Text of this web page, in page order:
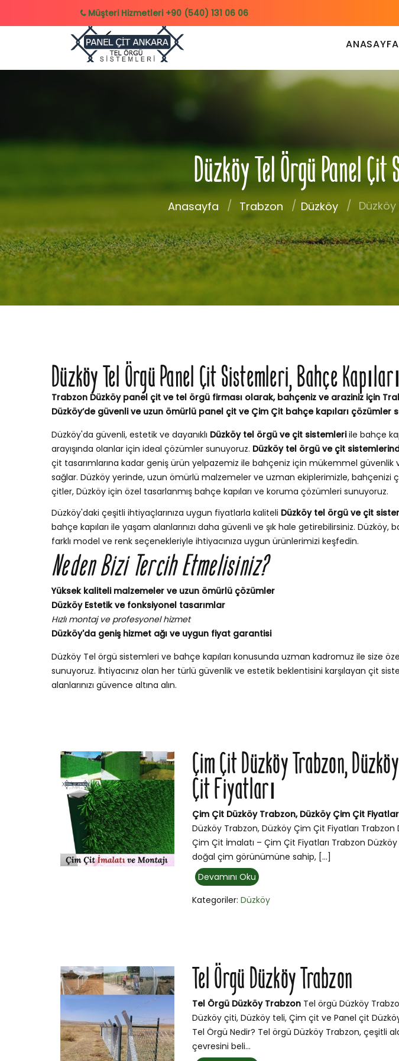
Müşteri Hizmetleri +90 (540) 131 06 06
ANASAYFA
Düzköy Tel Örgü Panel
Anasayfa Trabzon Düzköy
Düzköy Tel Örgü Panel Çit Sistemleri, Bahçe Kapıları
Trabzon Düzköy panel çit ve tel örgü firması olarak, bahçeniz ve araziniz için
Düzköy’de güvenli ve uzun ömürlü panel çit ve Çim Çit bahçe kapıları çözümler
Düzköy'da güvenli, estetik ve dayanıklı Düzköy tel örgü ve çit sistemleriile bahçe
arayışında olanlar için ideal çözümler sunuyoruz. Düzköy tel örgü ve çit
çit tasarımlarına kadar geniş ürün yelpazemiz ile bahçeniz için mükemmel güvenlik
sağlar. Düzköy yerinde, uzun ömürlü malzemeler ve uzman ekiplerimizle, bahçenizi
çitler, Düzköy için özel tasarlanmış bahçe kapıları ve koruma çözümleri sunuyoruz.
Düzköy'daki çeşitli ihtiyaçlarınıza uygun fiyatlarla kaliteli Düzköy tel örgü ve çit
bahçe kapıları ile yaşam alanlarınızı daha güvenli ve şık hale getirebilirsiniz. Düzköy,
farklı model ve renk seçenekleriyle ihtiyacınıza uygun ürünlerimizi keşfedin.
Neden Bizi Tercih Etmelisiniz?
Yüksek kaliteli malzemeler ve uzun ömürlü çözümler
Düzköy Estetik ve fonksiyonel tasarımlar
Hızlı montaj ve profesyonel hizmet
Düzköy'da geniş hizmet ağı ve uygun fiyat garantisi
Düzköy Tel örgü sistemleri ve bahçe kapıları konusunda uzman kadromuz ile size
sunuyoruz. İhtiyacınız olan her türlü güvenlik ve estetik beklentisini karşılayan çit
alanlarınızı güvence altına alın.
Çim Çit Düzköy Trabzon,
Çit Fiyatları
Çim Çit Düzköy Trabzon, Düzköy Çim Çit
Düzköy Trabzon, Düzköy Çim Çit Fiyatları Trabzon
Çim Çit İmalatı – Çim Çit Fiyatları Trabzon
doğal çim görünümüne sahip, […]
Devamını Oku
Kategoriler:Düzköy
Tel Örgü Düzköy Trabzon
Tel Örgü Düzköy Trabzon Tel örgü Düzköy
Düzköy çiti, Düzköy teli, Çim çit ve Panel çit
Tel Örgü Nedir? Tel örgü Düzköy Trabzon, çeşitli
çevresini beli...